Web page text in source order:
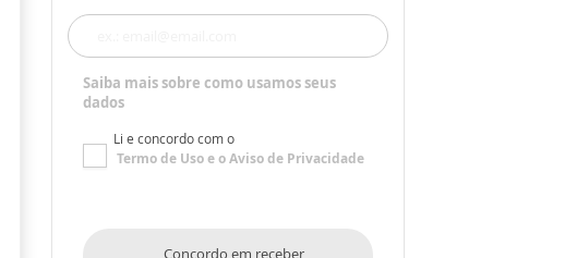
Saiba mais sobre como usamos seus
dados
Li e concordo com o
Termo de Usoe oAviso de Privacidade
Concordo em receber